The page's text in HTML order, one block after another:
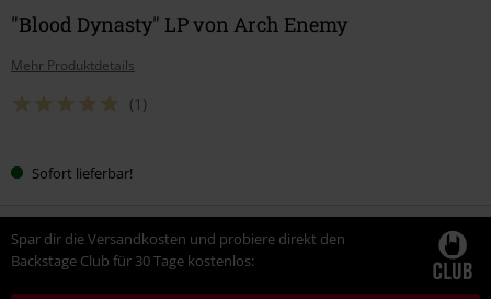
"Blood Dynasty" LP von Arch Enemy
Mehr Produktdetails
(1)
Sofort lieferbar!
Spar dir die Versandkosten und probiere direkt den
Backstage Club für 30 Tage kostenlos: